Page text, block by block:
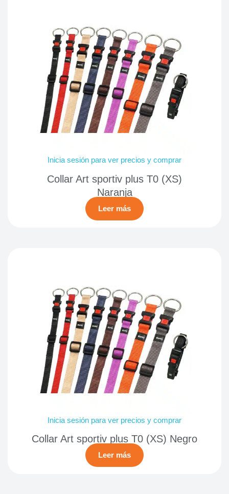
Inicia sesión para ver precios y comprar
Collar Art sportiv plus T0 (XS)
Naranja
Leer más
Inicia sesión para ver precios y comprar
Collar Art sportiv plus T0 (XS) Negro
Leer más